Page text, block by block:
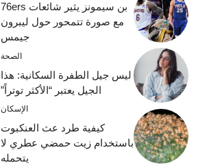
بن سيمونز يثير شائعات 76ers
مع صورة تتمحور حول ليبرون
جيمس
الصحة
ليس جيل الطفرة السكانية: هذا
الجيل يعتبر “الأكثر توتراً”
الإسكان
كيفية طرد عث العنكبوت
باستخدام زيت حمضي عطري لا
يتحمله